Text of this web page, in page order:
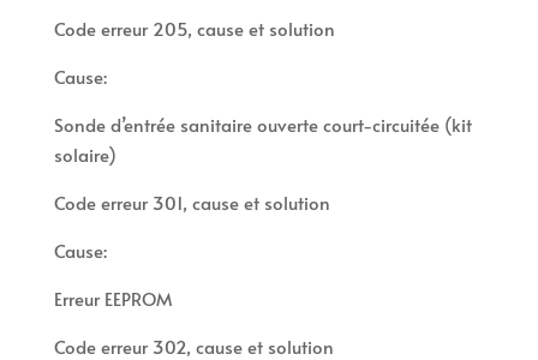
Code erreur 205, cause et solution
Cause:
Sonde d’entrée sanitaire ouverte court-circuitée (kit
solaire)
Code erreur 301, cause et solution
Cause:
Erreur EEPROM
Code erreur 302, cause et solution